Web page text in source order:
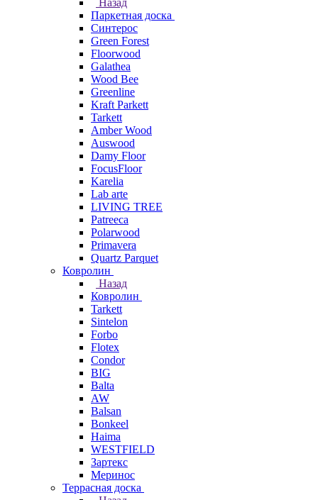
Назад
Паркетная доска
Синтерос
Green Forest
Floorwood
Galathea
Wood Bee
Greenline
Kraft Parkett
Tarkett
Amber Wood
Auswood
Damy Floor
FocusFloor
Karelia
Lab arte
LIVING TREE
Patreeca
Polarwood
Primavera
Quartz Parquet
Ковролин
Назад
Ковролин
Tarkett
Sintelon
Forbo
Flotex
Condor
BIG
Balta
AW
Balsan
Bonkeel
Haima
WESTFIELD
Зартекс
Меринос
Террасная доска